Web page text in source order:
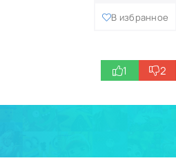
В избранное
1 2